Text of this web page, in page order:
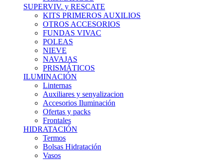
SUPERVIV. y RESCATE
KITS PRIMEROS AUXILIOS
OTROS ACCESORIOS
FUNDAS VIVAC
POLEAS
NIEVE
NAVAJAS
PRISMÁTICOS
ILUMINACIÓN
Linternas
Auxiliares y senyalizacion
Accesorios Iluminación
Ofertas y packs
Frontales
HIDRATACIÓN
Termos
Bolsas Hidratación
Vasos